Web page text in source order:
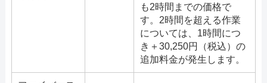
も2時間までの価格で
す。2時間を超える作業
については、1時間につ
き＋30,250円（税込）の
追加料金が発生します。